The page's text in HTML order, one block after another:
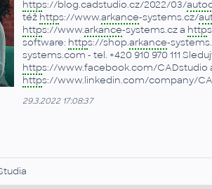
https://blog.cadstudio.cz/2022/03/
též https://www.arkance-systems.cz/
https://www.arkance-systems.cz a http
software: https://shop.arkance-
systems.com - tel. +420 910 970 111
https://www.facebook.com/CADstudio
https://www.linkedin.com/company/
29.3.2022 17:08:37